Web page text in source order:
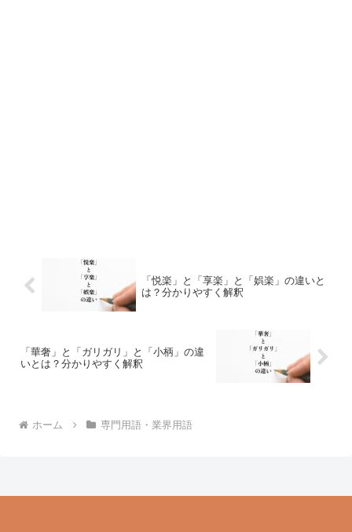
「悦楽」と「享楽」と「娯楽」の違いと
は？分かりやすく解釈
「華奢」と「ガリガリ」と「小柄」の違
いとは？分かりやすく解釈
ホーム 専門用語・業界用語